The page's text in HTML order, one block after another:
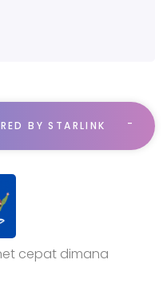
BY STARLINK
cepat dimana